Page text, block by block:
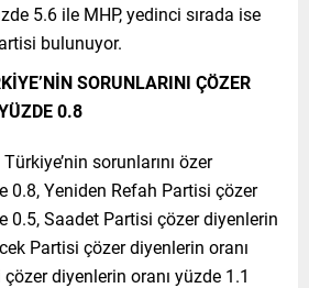
5.6 ile MHP, yedinci sırada ise
bulunuyor.
SORUNLARINI ÇÖZER
0.8
sorunlarını özer
0.8, Yeniden Refah Partisi çözer
0.5, Saadet Partisi çözer diyenlerin
Partisi çözer diyenlerin oranı
diyenlerin oranı yüzde 1.1